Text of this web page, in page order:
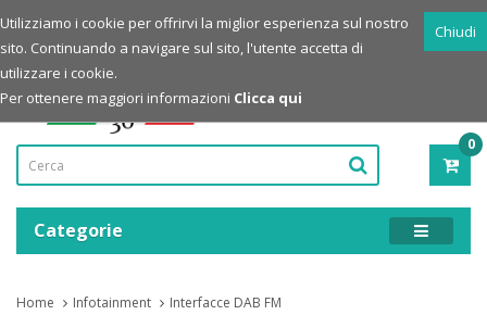
Login
Registrazione
Powered by
0
-
Categorie
Home Infotainment Interfacce DAB FM
Chiudi
Utilizziamo i cookie per offrirvi la miglior esperienza sul nostro
sito. Continuando a navigare sul sito, l'utente accetta di
utilizzare i cookie.
Per ottenere maggiori informazioni Clicca qui